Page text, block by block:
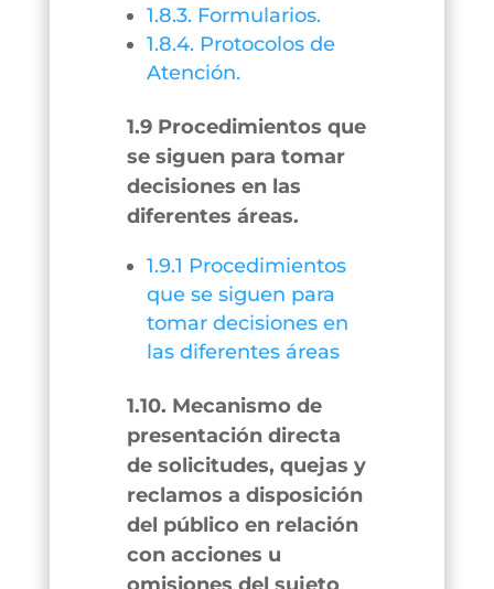
1.8.3. Formularios.
1.8.4. Protocolos de
Atención.
1.9 Procedimientos que
se siguen para tomar
decisiones en las
diferentes áreas.
1.9.1 Procedimientos
que se siguen para
tomar decisiones en
las diferentes áreas
1.10. Mecanismo de
presentación directa
de solicitudes, quejas y
reclamos a disposición
del público en relación
con acciones u